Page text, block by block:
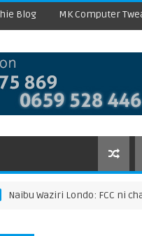
Blog MK Computer
Londo: FCC ni chachu ya